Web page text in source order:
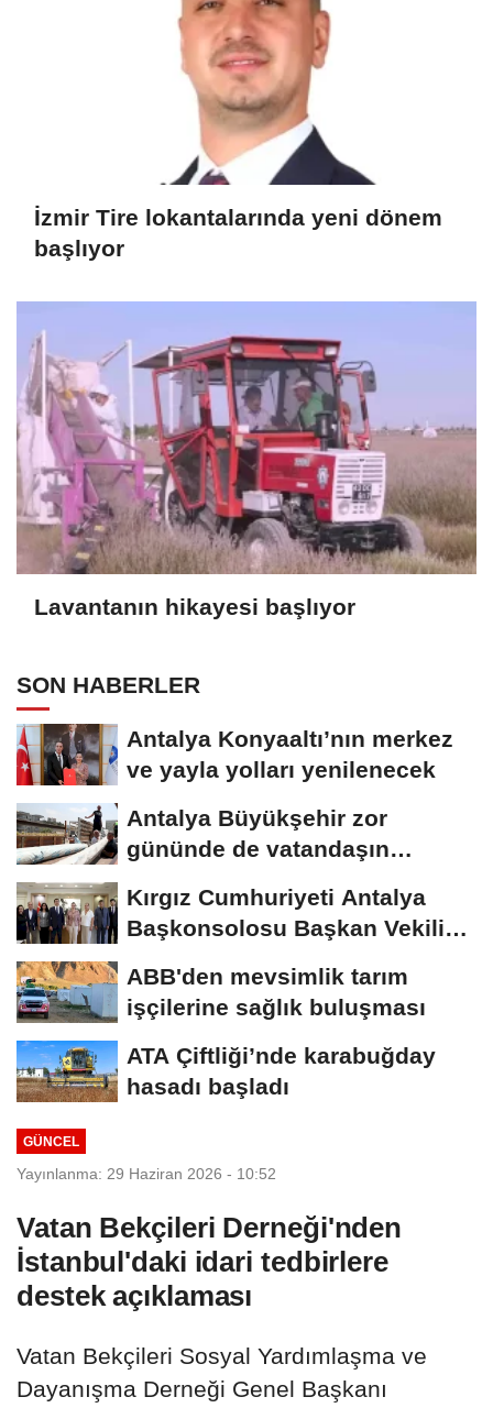
İzmir Tire lokantalarında yeni dönem
başlıyor
Lavantanın hikayesi başlıyor
SON HABERLER
Antalya Konyaaltı’nın merkez
ve yayla yolları yenilenecek
Antalya Büyükşehir zor
gününde de vatandaşın
Kırgız Cumhuriyeti Antalya
Başkonsolosu Başkan Vekili
ABB'den mevsimlik tarım
işçilerine sağlık buluşması
ATA Çiftliği’nde karabuğday
hasadı başladı
GÜNCEL
Yayınlanma: 29 Haziran 2026 - 10:52
Vatan Bekçileri Derneği'nden
İstanbul'daki idari tedbirlere
destek açıklaması
Vatan Bekçileri Sosyal Yardımlaşma ve
Dayanışma Derneği Genel Başkanı